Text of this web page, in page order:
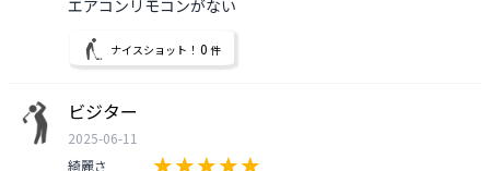
ナイスショット！ 0 件
ビジター
2025-06-11
綺麗さ